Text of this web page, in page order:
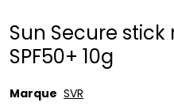
Sun Secure
SPF50+ 10g
Marque SVR